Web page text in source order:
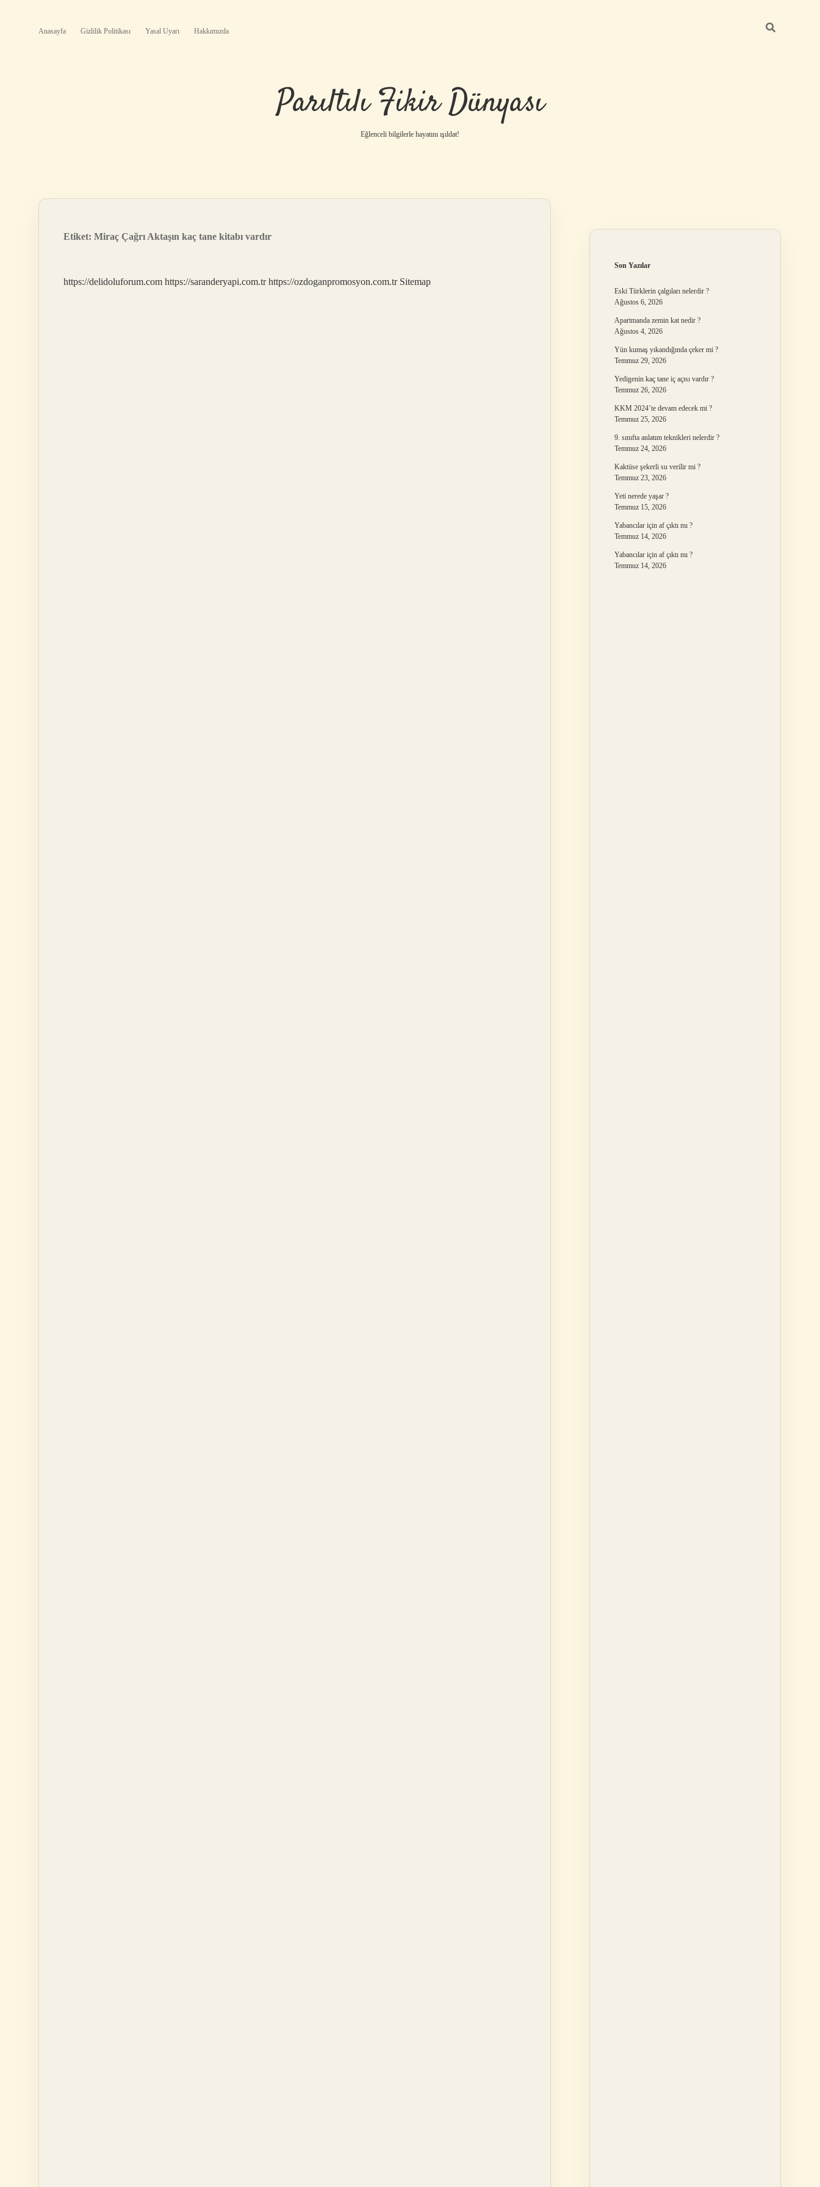
Anasayfa Gizlilik Politikası Yasal Uyarı Hakkımızda
Parıltılı Fikir Dünyası
Eğlenceli bilgilerle hayatını ışıldat!
Etiket: Miraç Çağrı Aktaşın kaç tane kitabı vardır
https://delidoluforum.com https://saranderyapi.com.tr https://ozdoganpromosyon.com.tr Sitemap
Son Yazılar
Eski Türklerin çalgıları nelerdir ?
Ağustos 6, 2026
Apartmanda zemin kat nedir ?
Ağustos 4, 2026
Yün kumaş yıkandığında çeker mi ?
Temmuz 29, 2026
Yedigenin kaç tane iç açısı vardır ?
Temmuz 26, 2026
KKM 2024’te devam edecek mi ?
Temmuz 25, 2026
9. sınıfta anlatım teknikleri nelerdir ?
Temmuz 24, 2026
Kaktüse şekerli su verilir mi ?
Temmuz 23, 2026
Yeti nerede yaşar ?
Temmuz 15, 2026
Yabancılar için af çıktı mı ?
Temmuz 14, 2026
Yabancılar için af çıktı mı ?
Temmuz 14, 2026